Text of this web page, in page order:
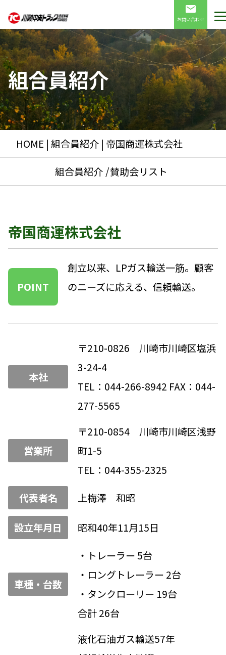
お問い合わせ
組合員紹介
HOME | 組合員紹介 | 帝国商運株式会社
組合員紹介 賛助会リスト
帝国商運株式会社
POINT
創立以来、LPガス輸送一筋。顧客
のニーズに応える、信頼輸送。
本社
〒210-0826 川崎市川崎区塩浜
3-24-4
TEL：044-266-8942 FAX：044-
277-5565
営業所
〒210-0854 川崎市川崎区浅野
町1-5
TEL：044-355-2325
代表者名
上梅澤 和昭
設立年月日 昭和40年11月15日
車種・台数
・トレーラー 5台
・ロングトレーラー 2台
・タンクローリー 19台
合計 26台
液化石油ガス輸送57年